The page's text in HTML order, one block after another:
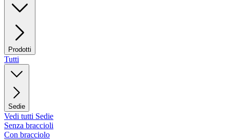
Prodotti
Tutti
Sedie
Vedi tutti Sedie
Senza braccioli
Con bracciolo